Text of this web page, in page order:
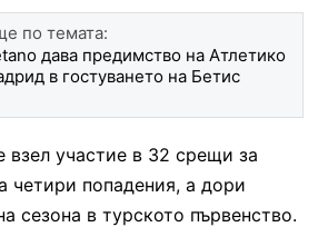
по темата:
дава предимство на Атлетико
в гостуването на Бетис
взел участие в 32 срещи за
четири попадения, а дори
сезона в турското първенство.